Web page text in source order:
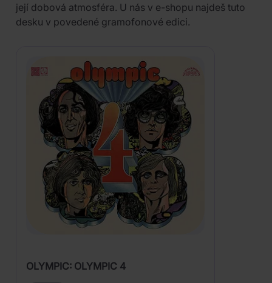
její dobová atmosféra. U nás v e-shopu najdeš tuto
desku v povedené gramofonové edici.
OLYMPIC: OLYMPIC 4